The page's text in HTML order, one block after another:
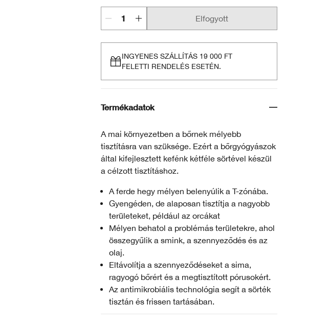
Elfogyott
INGYENES SZÁLLÍTÁS 19 000 FT
FELETTI RENDELÉS ESETÉN.
Termékadatok
A mai környezetben a bőrnek mélyebb
tisztításra van szüksége. Ezért a bőrgyógyászok
által kifejlesztett kefénk kétféle sörtével készül
a célzott tisztításhoz.
A ferde hegy mélyen belenyúlik a T-zónába.
Gyengéden, de alaposan tisztítja a nagyobb
területeket, például az orcákat
Mélyen behatol a problémás területekre, ahol
összegyűlik a smink, a szennyeződés és az
olaj.
Eltávolítja a szennyeződéseket a sima,
ragyogó bőrért és a megtisztított pórusokért.
Az antimikrobiális technológia segít a sörték
tisztán és frissen tartásában.